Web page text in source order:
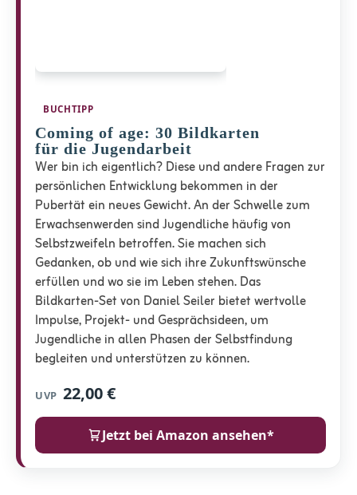
BUCHTIPP
Coming of age: 30 Bildkarten
für die Jugendarbeit
Wer bin ich eigentlich? Diese und andere Fragen zur
persönlichen Entwicklung bekommen in der
Pubertät ein neues Gewicht. An der Schwelle zum
Erwachsenwerden sind Jugendliche häufig von
Selbstzweifeln betroffen. Sie machen sich
Gedanken, ob und wie sich ihre Zukunftswünsche
erfüllen und wo sie im Leben stehen. Das
Bildkarten-Set von Daniel Seiler bietet wertvolle
Impulse, Projekt- und Gesprächsideen, um
Jugendliche in allen Phasen der Selbstfindung
begleiten und unterstützen zu können.
UVP 22,00 €
Jetzt bei Amazon ansehen*